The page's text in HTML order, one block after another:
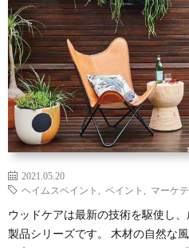
2021.05.20
ヘイムスペイント
ペイント マーケ
ウッドケアは最新の技術を駆使し
製品シリーズです。 木材の自然な